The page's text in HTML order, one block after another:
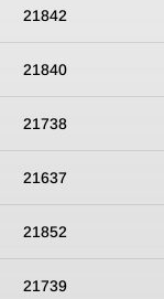
21842
21840
21738
21637
21852
21739